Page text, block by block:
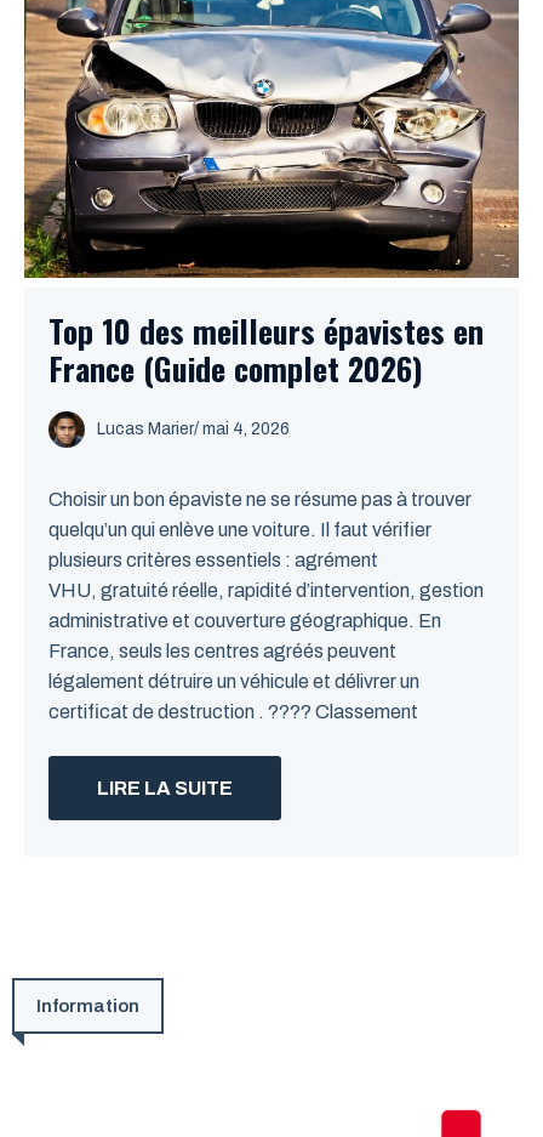
Top 10 des meilleurs épavistes en
France (Guide complet 2026)
Lucas Marier/ mai 4, 2026
Choisir un bon épaviste ne se résume pas à trouver
quelqu’un qui enlève une voiture. Il faut vérifier
plusieurs critères essentiels : agrément
VHU, gratuité réelle, rapidité d’intervention, gestion
administrative et couverture géographique. En
France, seuls les centres agréés peuvent
légalement détruire un véhicule et délivrer un
certificat de destruction . ???? Classement
LIRE LA SUITE
Information